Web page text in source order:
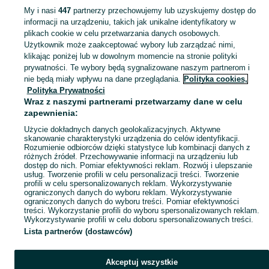
KATEGORIA
Krzesełka do karmienia, leżaczki i bujaczki elektryczne oraz siedziska do nauki siedzenia dla niemowląt. Przeglądaj ogłoszenia na OLX.pl. Zobacz
Mapa kategorii
Mapa miejscowości
Mapa ministron
Popularne wyszukiwania
My i nasi 447partnerzy przechowujemy lub uzyskujemy dostęp do
informacji na urządzeniu, takich jak unikalne identyfikatory w
plikach cookie w celu przetwarzania danych osobowych.
Użytkownik może zaakceptować wybory lub zarządzać nimi,
klikając poniżej lub w dowolnym momencie na stronie polityki
prywatności. Te wybory będą sygnalizowane naszym partnerom i
nie będą miały wpływu na dane przeglądania. Polityka cookies,
Polityka Prywatności
Wraz z naszymi partnerami przetwarzamy dane w celu
zapewnienia:
Użycie dokładnych danych geolokalizacyjnych. Aktywne
skanowanie charakterystyki urządzenia do celów identyfikacji.
Rozumienie odbiorców dzięki statystyce lub kombinacji danych z
różnych źródeł. Przechowywanie informacji na urządzeniu lub
dostęp do nich. Pomiar efektywności reklam. Rozwój i ulepszanie
usług. Tworzenie profili w celu personalizacji treści. Tworzenie
profili w celu spersonalizowanych reklam. Wykorzystywanie
ograniczonych danych do wyboru reklam. Wykorzystywanie
ograniczonych danych do wyboru treści. Pomiar efektywności
treści. Wykorzystanie profili do wyboru spersonalizowanych reklam.
Wykorzystywanie profili w celu doboru spersonalizowanych treści.
Lista partnerów (dostawców)
Akceptuj wszystkie